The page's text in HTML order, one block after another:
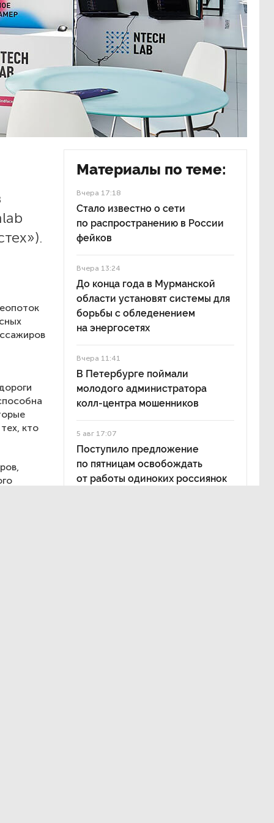
кто
Материалы по теме:
Вчера 17:18
Стало известно о сети
по распространению в России
фейков
Вчера 13:24
До конца года в Мурманской
области установят системы для
борьбы с обледенением
на энергосетях
Вчера 11:41
В Петербурге поймали
молодого администратора
колл-центра мошенников
5 авг 17:07
Поступило предложение
по пятницам освобождать
от работы одиноких россиянок